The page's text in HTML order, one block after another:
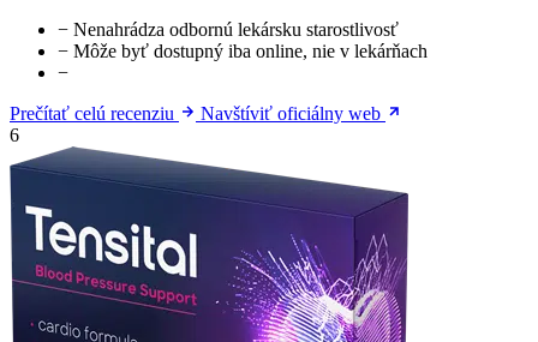
− Nenahrádza odbornú lekársku starostlivosť
− Môže byť dostupný iba online, nie v lekárňach
−
Prečítať celú recenziu
Navštíviť oficiálny web
6